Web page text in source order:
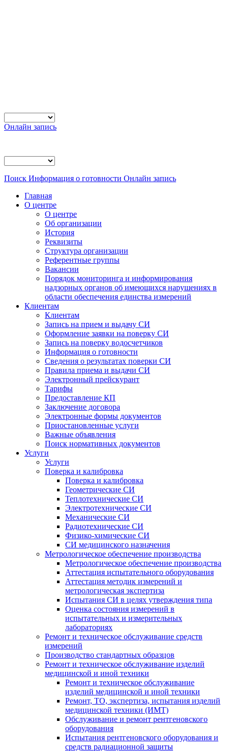
Онлайн запись
Поиск Информация о готовности Онлайн запись
Главная
О центре
О центре
Об организации
История
Реквизиты
Структура организации
Референтные группы
Вакансии
Порядок мониторинга и информирования
надзорных органов об имеющихся нарушениях в
области обеспечения единства измерений
Клиентам
Клиентам
Запись на прием и выдачу СИ
Оформление заявки на поверку СИ
Запись на поверку водосчетчиков
Информация о готовности
Сведения о результатах поверки СИ
Правила приема и выдачи СИ
Электронный прейскурант
Тарифы
Предоставление КП
Заключение договора
Электронные формы документов
Приостановленные услуги
Важные объявления
Поиск нормативных документов
Услуги
Услуги
Поверка и калибровка
Поверка и калибровка
Геометрические СИ
Теплотехнические СИ
Электротехнические СИ
Механические СИ
Радиотехнические СИ
Физико-химические СИ
СИ медицинского назначения
Метрологическое обеспечение производства
Метрологическое обеспечение производства
Аттестация испытательного оборудования
Аттестация методик измерений и
метрологическая экспертиза
Испытания СИ в целях утверждения типа
Оценка состояния измерений в
испытательных и измерительных
лабораториях
Ремонт и техническое обслуживание средств
измерений
Производство стандартных образцов
Ремонт и техническое обслуживание изделий
медицинской и иной техники
Ремонт и техническое обслуживание
изделий медицинской и иной техники
Ремонт, ТО, экспертиза, испытания изделий
медицинской техники (ИМТ)
Обслуживание и ремонт рентгеновского
оборудования
Испытания рентгеновского оборудования и
средств радиационной защиты